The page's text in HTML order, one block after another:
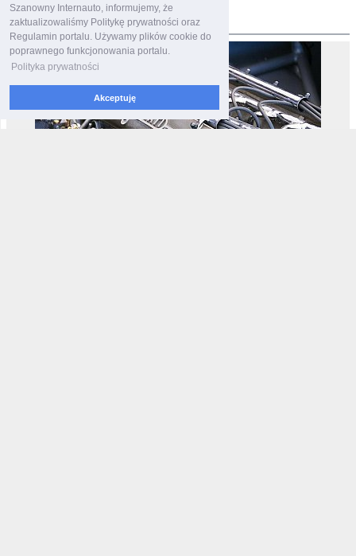
Szanowny Internauto, informujemy, że
zaktualizowaliśmy Politykę prywatności oraz
Regulamin portalu. Używamy plików cookie do
poprawnego funkcjonowania portalu.
Polityka prywatności
Akceptuję
motoryzacja